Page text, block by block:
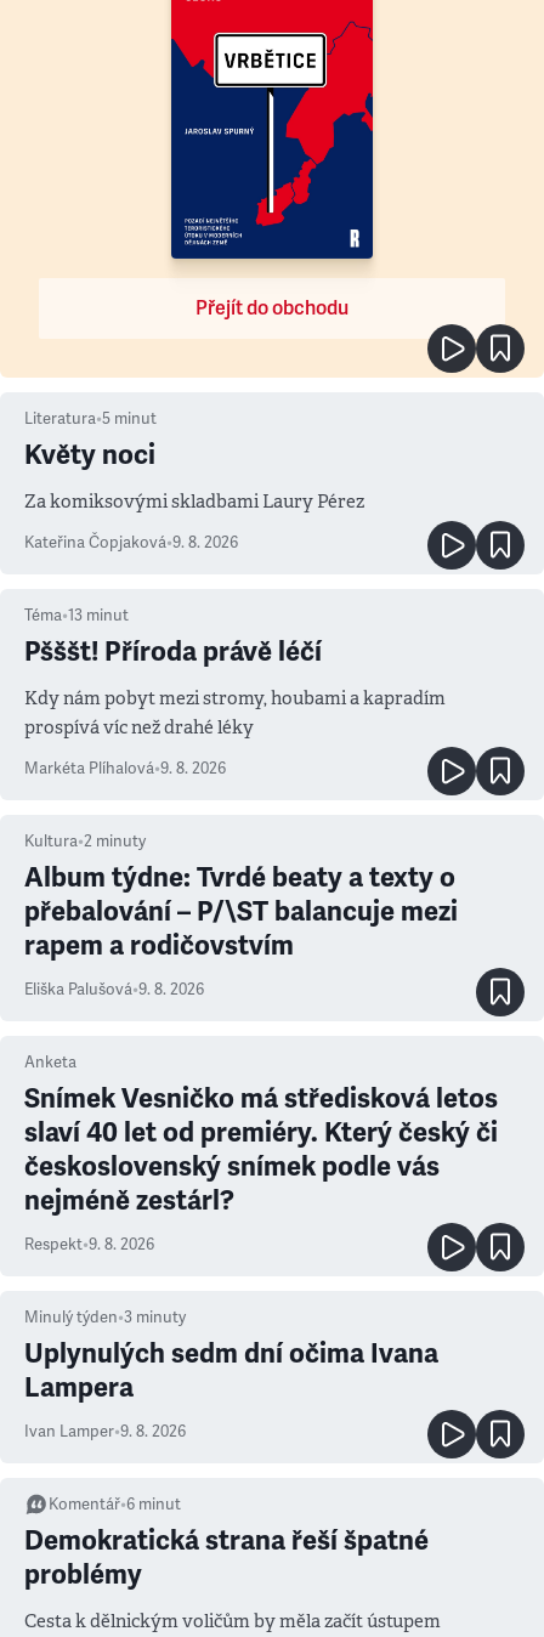
Přejít do obchodu
Literatura•5 minut
Květy noci
Za komiksovými skladbami Laury Pérez
Kateřina Čopjaková•9. 8. 2026
Téma•13 minut
Pšššt! Příroda právě léčí
Kdy nám pobyt mezi stromy, houbami a kapradím
prospívá víc než drahé léky
Markéta Plíhalová•9. 8. 2026
Kultura•2 minuty
Album týdne: Tvrdé beaty a texty o
přebalování – P/\ST balancuje mezi
rapem a rodičovstvím
Eliška Palušová•9. 8. 2026
Anketa
Snímek Vesničko má středisková letos
slaví 40 let od premiéry. Který český či
československý snímek podle vás
nejméně zestárl?
Respekt•9. 8. 2026
Minulý týden•3 minuty
Uplynulých sedm dní očima Ivana
Lampera
Ivan Lamper•9. 8. 2026
Komentář•6 minut
Demokratická strana řeší špatné
problémy
Cesta k dělnickým voličům by měla začít ústupem